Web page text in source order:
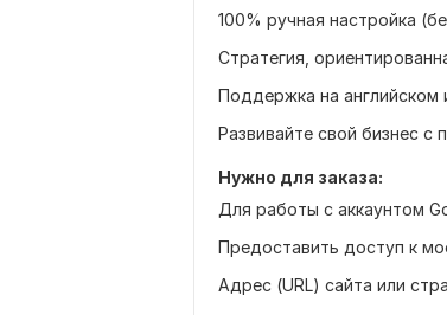
100% ручная настройка
Стратегия,
Поддержка на английском
Развивайте свой бизнес
Нужно для заказа:
Для работы с аккаунтом
Предоставить доступ к
Адрес (URL) сайта или